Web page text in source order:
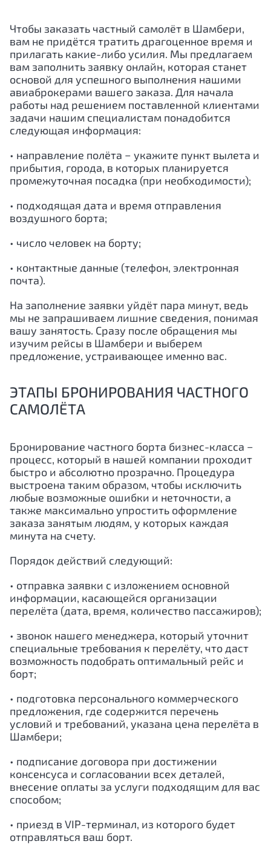
Чтобы заказать частный самолёт в Шамбери,
вам не придётся тратить драгоценное время и
прилагать какие-либо усилия. Мы предлагаем
вам заполнить заявку онлайн, которая станет
основой для успешного выполнения нашими
авиаброкерами вашего заказа. Для начала
работы над решением поставленной клиентами
задачи нашим специалистам понадобится
следующая информация:
• направление полёта − укажите пункт вылета и
прибытия, города, в которых планируется
промежуточная посадка (при необходимости);
• подходящая дата и время отправления
воздушного борта;
• число человек на борту;
• контактные данные (телефон, электронная
почта).
На заполнение заявки уйдёт пара минут, ведь
мы не запрашиваем лишние сведения, понимая
вашу занятость. Сразу после обращения мы
изучим рейсы в Шамбери и выберем
предложение, устраивающее именно вас.
ЭТАПЫ БРОНИРОВАНИЯ ЧАСТНОГО
САМОЛЁТА
Бронирование частного борта бизнес-класса −
процесс, который в нашей компании проходит
быстро и абсолютно прозрачно. Процедура
выстроена таким образом, чтобы исключить
любые возможные ошибки и неточности, а
также максимально упростить оформление
заказа занятым людям, у которых каждая
минута на счету.
Порядок действий следующий:
• отправка заявки с изложением основной
информации, касающейся организации
перелёта (дата, время, количество пассажиров);
• звонок нашего менеджера, который уточнит
специальные требования к перелёту, что даст
возможность подобрать оптимальный рейс и
борт;
• подготовка персонального коммерческого
предложения, где содержится перечень
условий и требований, указана цена перелёта в
Шамбери;
• подписание договора при достижении
консенсуса и согласовании всех деталей,
внесение оплаты за услуги подходящим для вас
способом;
• приезд в VIP-терминал, из которого будет
отправляться ваш борт.